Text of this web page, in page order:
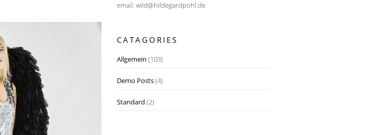
email: wild@hildegardpohl.de
CATAGORIES
Allgemein (103)
Demo Posts(4)
Standard (2)